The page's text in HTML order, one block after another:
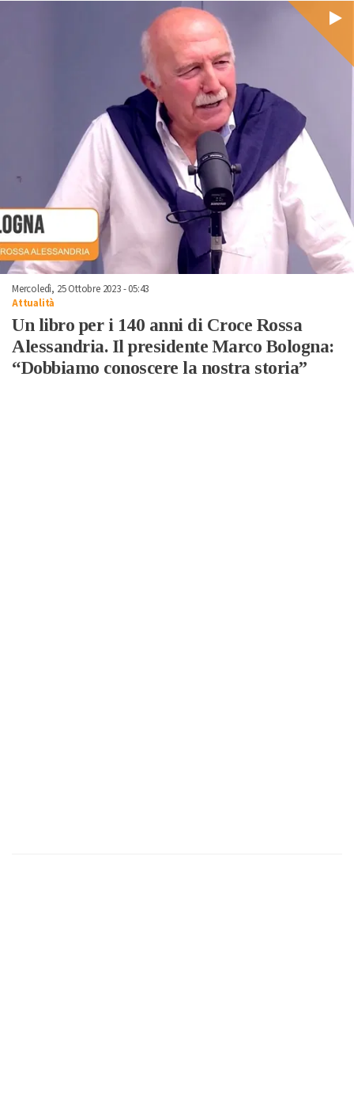
Mercoledì, 25 Ottobre 2023 - 05:43
Attualità
Un libro per i 140 anni di Croce Rossa
Alessandria. Il presidente Marco Bologna:
“Dobbiamo conoscere la nostra storia”